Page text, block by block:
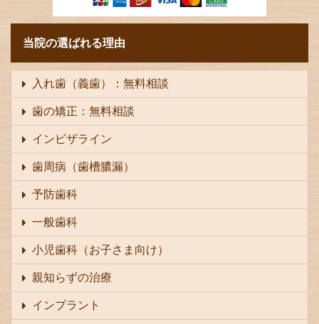
当院の選ばれる理由
入れ歯（義歯）：無料相談
歯の矯正：無料相談
インビザライン
歯周病（歯槽膿漏）
予防歯科
一般歯科
小児歯科（お子さま向け）
親知らずの治療
インプラント